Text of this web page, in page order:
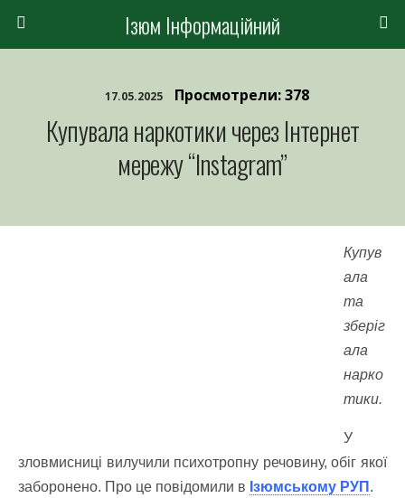
Ізюм Інформаційний
17.05.2025 Просмотрели: 378
Купувала наркотики через Інтернет
мережу “Instagram”
Купув
ала
та
зберіг
ала
нарко
тики.
У
зловмисниці вилучили психотропну речовину, обіг якої
заборонено. Про це повідомили в Ізюмському РУП .